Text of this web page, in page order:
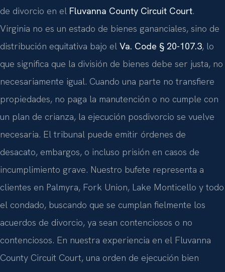
de divorcio en el Fluvanna County Circuit Court.
Virginia no es un estado de bienes gananciales, sino de
distribución equitativa bajo el Va. Code § 20-107.3, lo
que significa que la división de bienes debe ser justa, no
necesariamente igual. Cuando una parte no transfiere
propiedades, no paga la manutención o no cumple con
un plan de crianza, la ejecución posdivorcio se vuelve
necesaria. El tribunal puede emitir órdenes de
desacato, embargos, o incluso prisión en casos de
incumplimiento grave. Nuestro bufete representa a
clientes en Palmyra, Fork Union, Lake Monticello y todo
el condado, buscando que se cumplan fielmente los
acuerdos de divorcio, ya sean contenciosos o no
contenciosos. En nuestra experiencia en el Fluvanna
County Circuit Court, una orden de ejecución bien